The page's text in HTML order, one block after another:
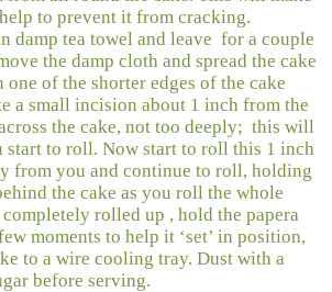
to prevent it from cracking.
damp tea towel and leave for a couple
the damp cloth and spread the cake
of the shorter edges of the cake
a small incision about 1 inch from the
the cake, not too deeply; this will
start to roll. Now start to roll this 1 inch
from you and continue to roll, holding
the cake as you roll the whole
rolled up , hold the papera
moments to help it ‘set’ in position,
to a wire cooling tray. Dust with a
before serving.